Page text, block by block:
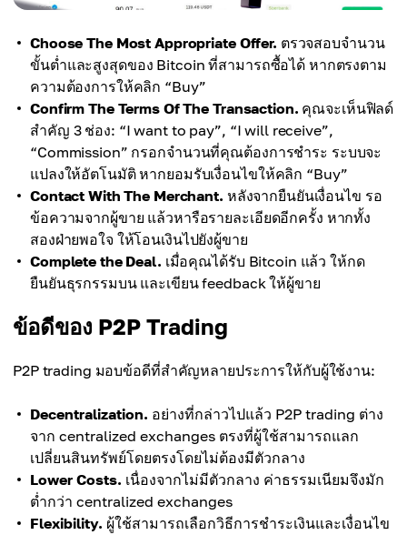
Choose The Most Appropriate Offer. ตรวจสอบจำนวน
ขั้นต่ำและสูงสุดของ Bitcoin ที่สามารถซื้อได้ หากตรงตาม
ความต้องการให้คลิก “Buy”
Confirm The Terms Of The Transaction. คุณจะเห็นฟิลด์
สำคัญ 3 ช่อง: “I want to pay”, “I will receive”,
“Commission” กรอกจำนวนที่คุณต้องการชำระ ระบบจะ
แปลงให้อัตโนมัติ หากยอมรับเงื่อนไขให้คลิก “Buy”
Contact With The Merchant. หลังจากยืนยันเงื่อนไข รอ
ข้อความจากผู้ขาย แล้วหารือรายละเอียดอีกครั้ง หากทั้ง
สองฝ่ายพอใจ ให้โอนเงินไปยังผู้ขาย
Complete the Deal. เมื่อคุณได้รับ Bitcoin แล้ว ให้กด
ยืนยันธุรกรรมบน และเขียน feedback ให้ผู้ขาย
ข้อดีของ P2P Trading
P2P trading มอบข้อดีที่สำคัญหลายประการให้กับผู้ใช้งาน:
Decentralization. อย่างที่กล่าวไปแล้ว P2P trading ต่าง
จาก centralized exchanges ตรงที่ผู้ใช้สามารถแลก
เปลี่ยนสินทรัพย์โดยตรงโดยไม่ต้องมีตัวกลาง
Lower Costs. เนื่องจากไม่มีตัวกลาง ค่าธรรมเนียมจึงมัก
ต่ำกว่า centralized exchanges
Flexibility. ผู้ใช้สามารถเลือกวิธีการชำระเงินและเงื่อนไข